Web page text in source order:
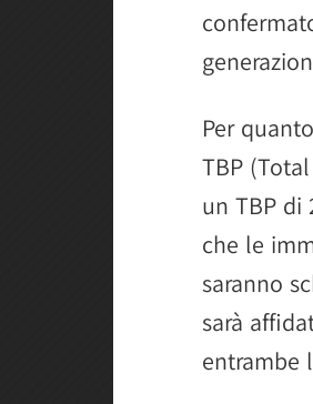
Per
TBP
un TBP di
che le
saranno
sarà
entrambe